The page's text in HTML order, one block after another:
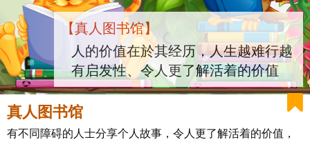
【真人图书馆】
人的价值在於其经历，人生越难行越
有启发性、令人更了解活着的价值
真人图书馆
有不同障碍的人士分享个人故事，令人更了解活着的价值，